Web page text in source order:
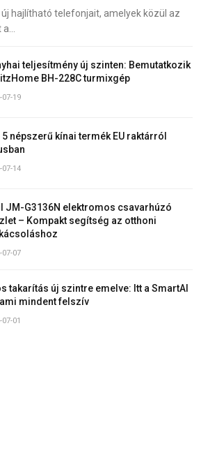
hajlítható telefonjait, amelyek közül az
teljesítmény új szinten: Bemutatkozik
BH-228C turmixgép
07-19
5 népszerű kínai termék EU raktárról
07-14
JM-G3136N elektromos csavarhúzó
– Kompakt segítség az otthoni
07-07
takarítás új szintre emelve: Itt a SmartAI
mindent felszív
07-01